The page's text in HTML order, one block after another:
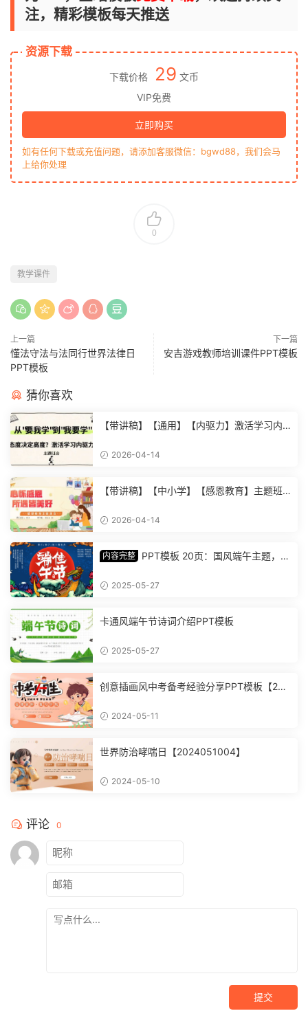
注，精彩模板每天推送
资源下载
下载价格 29 文币
VIP免费
立即购买
如有任何下载或充值问题，请添加客服微信：bgwd88，我们会马
上给你处理
0
教学课件
上一篇
懂法守法与法同行世界法律日
PPT模板
下一篇
安吉游戏教师培训课件PPT模板
猜你喜欢
【带讲稿】【通用】【内驱力】激活学习内
2026-04-14
【带讲稿】【中小学】【感恩教育】主题班
2026-04-14
内容完整
PPT模板 20页：国风端午主题，丰
278】2025-05-27
卡通风端午节诗词介绍PPT模板
2025-05-27
创意插画风中考备考经验分享PPT模板【202
2024-05-11
世界防治哮喘日【2024051004】
2024-05-10
评论 0
提交